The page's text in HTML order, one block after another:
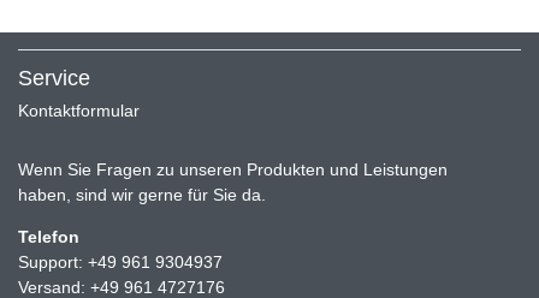
Service
Kontaktformular
Wenn Sie Fragen zu unseren Produkten und Leistungen
haben, sind wir gerne für Sie da.
Telefon
Support: +49 961 9304937
Versand: +49 961 4727176